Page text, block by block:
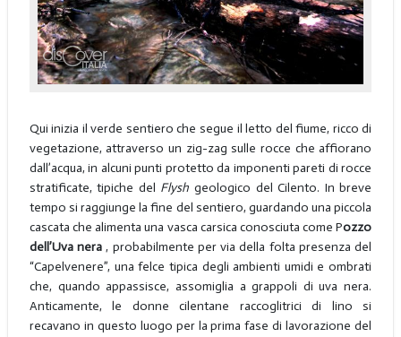
Qui inizia il verde sentiero che segue il letto del fiume, ricco di
vegetazione, attraverso un zig-zag sulle rocce che affiorano
dall’acqua, in alcuni punti protetto da imponenti pareti di rocce
stratificate, tipiche del Flysh geologico del Cilento. In breve
tempo si raggiunge la fine del sentiero, guardando una piccola
cascata che alimenta una vasca carsica conosciuta come Pozzo
dell’Uva nera , probabilmente per via della folta presenza del
“Capelvenere”, una felce tipica degli ambienti umidi e ombrati
che, quando appassisce, assomiglia a grappoli di uva nera.
Anticamente, le donne cilentane raccoglitrici di lino si
recavano in questo luogo per la prima fase di lavorazione del